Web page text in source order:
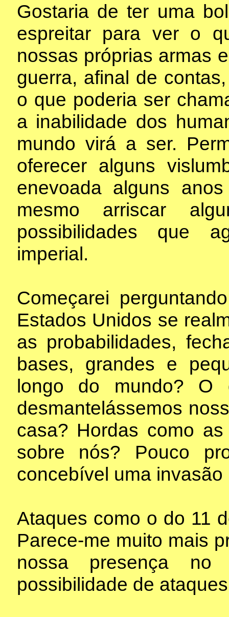
Gostaria de ter uma
espreitar para ver o
nossas próprias armas
guerra, afinal de
o que poderia ser
a inabilidade dos
mundo virá a ser.
oferecer alguns
enevoada alguns
mesmo arriscar
possibilidades que
imperial.
Começarei
Estados Unidos se
as probabilidades,
bases, grandes e
longo do mundo? O
desmantelássemos
casa? Hordas como
sobre nós? Pouco
concebível uma
Ataques como o do 11
Parece-me muito mais
nossa presença no
possibilidade de